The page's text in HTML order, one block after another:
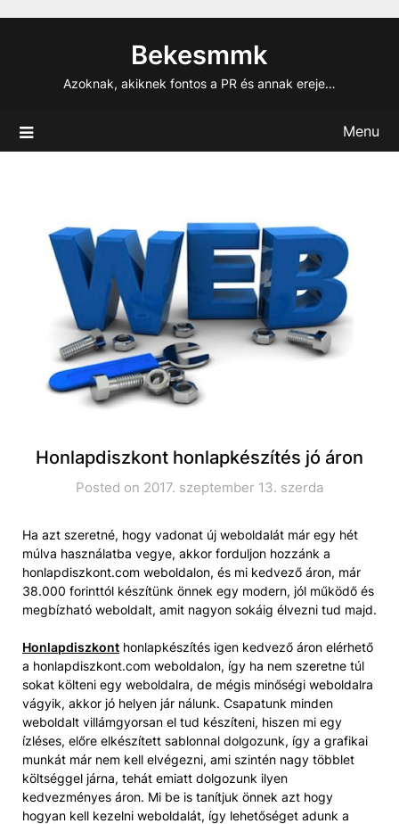
Bekesmmk
Azoknak, akiknek fontos a PR és annak ereje…
Menu
Honlapdiszkont honlapkészítés jó áron
Posted on 2017. szeptember 13. szerda
Ha azt szeretné, hogy vadonat új weboldalát már egy hét
múlva használatba vegye, akkor forduljon hozzánk a
honlapdiszkont.com weboldalon, és mi kedvező áron, már
38.000 forinttól készítünk önnek egy modern, jól működő és
megbízható weboldalt, amit nagyon sokáig élvezni tud majd.
Honlapdiszkont honlapkészítés igen kedvező áron elérhető
a honlapdiszkont.com weboldalon, így ha nem szeretne túl
sokat költeni egy weboldalra, de mégis minőségi weboldalra
vágyik, akkor jó helyen jár nálunk. Csapatunk minden
weboldalt villámgyorsan el tud készíteni, hiszen mi egy
ízléses, előre elkészített sablonnal dolgozunk, így a grafikai
munkát már nem kell elvégezni, ami szintén nagy többlet
költséggel járna, tehát emiatt dolgozunk ilyen
kedvezményes áron. Mi be is tanítjuk önnek azt hogy
hogyan kell kezelni weboldalát, így lehetőséget adunk a